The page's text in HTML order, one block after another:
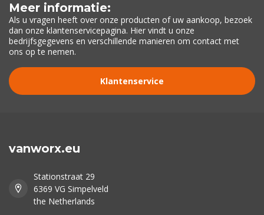
Meer informatie:
Als u vragen heeft over onze producten of uw aankoop, bezoek
dan onze klantenservicepagina. Hier vindt u onze
bedrijfsgegevens en verschillende manieren om contact met
ons op te nemen.
Klantenservice
vanworx.eu
Stationstraat 29
6369 VG Simpelveld
the Netherlands